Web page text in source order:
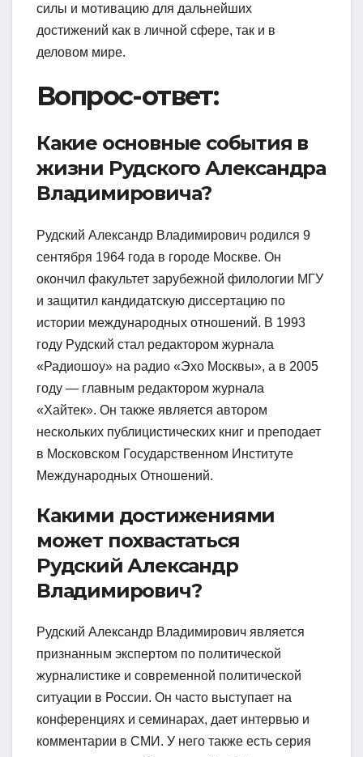
силы и мотивацию для дальнейших
достижений как в личной сфере, так и в
деловом мире.
Вопрос-ответ:
Какие основные события в
жизни Рудского Александра
Владимировича?
Рудский Александр Владимирович родился 9
сентября 1964 года в городе Москве. Он
окончил факультет зарубежной филологии МГУ
и защитил кандидатскую диссертацию по
истории международных отношений. В 1993
году Рудский стал редактором журнала
«Радиошоу» на радио «Эхо Москвы», а в 2005
году — главным редактором журнала
«Хайтек». Он также является автором
нескольких публицистических книг и преподает
в Московском Государственном Институте
Международных Отношений.
Какими достижениями
может похвастаться
Рудский Александр
Владимирович?
Рудский Александр Владимирович является
признанным экспертом по политической
журналистике и современной политической
ситуации в России. Он часто выступает на
конференциях и семинарах, дает интервью и
комментарии в СМИ. У него также есть серия